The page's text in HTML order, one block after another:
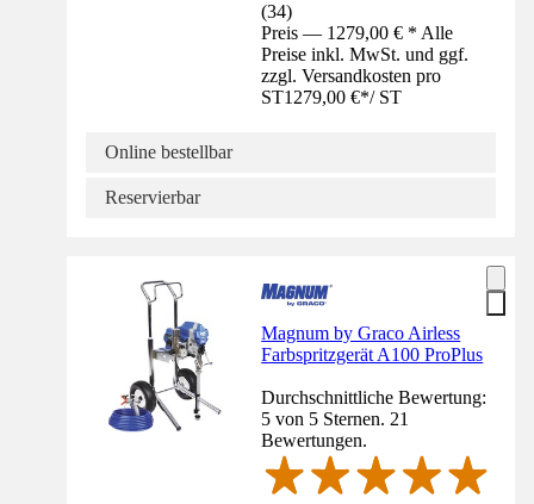
(34)
Preis — 1279,00 € * Alle
Preise inkl. MwSt. und ggf.
zzgl. Versandkosten pro
ST1279,00 €*/ ST
Online bestellbar
Reservierbar
Magnum by Graco Airless
Farbspritzgerät A100 ProPlus
Durchschnittliche Bewertung:
5 von 5 Sternen. 21
Bewertungen.